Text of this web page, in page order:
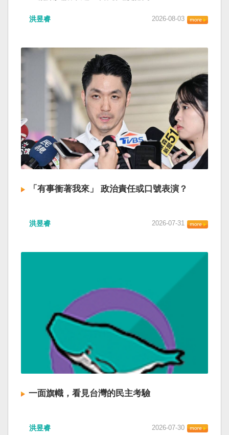
洪昱睿 2026-08-03
「有事衝著我來」 政治責任或口號表演？
洪昱睿 2026-07-31
一面旗幟，看見台灣的民主考驗
洪昱睿 2026-07-30